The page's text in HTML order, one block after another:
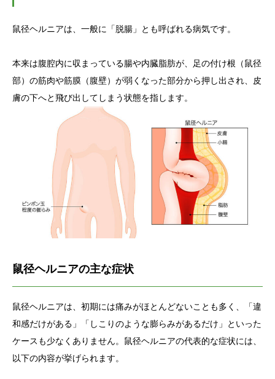
鼠径ヘルニアは、一般に「脱腸」とも呼ばれる病気です。
本来は腹腔内に収まっている腸や内臓脂肪が、足の付け根（鼠径
部）の筋肉や筋膜（腹壁）が弱くなった部分から押し出され、皮
膚の下へと飛び出してしまう状態を指します。
鼠径ヘルニアの主な症状
鼠径ヘルニアは、初期には痛みがほとんどないことも多く、「違
和感だけがある」「しこりのような膨らみがあるだけ」といった
ケースも少なくありません。鼠径ヘルニアの代表的な症状には、
以下の内容が挙げられます。